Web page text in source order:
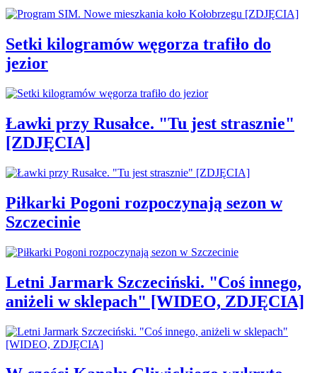
Setki kilogramów węgorza trafiło do
jezior
Ławki przy Rusałce. "Tu jest strasznie"
[ZDJĘCIA]
Piłkarki Pogoni rozpoczynają sezon w
Szczecinie
Letni Jarmark Szczeciński. "Coś innego,
aniżeli w sklepach" [WIDEO, ZDJĘCIA]